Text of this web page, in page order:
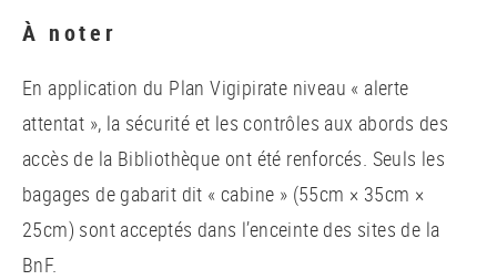
À noter
En application du Plan Vigipirate niveau « alerte
attentat », la sécurité et les contrôles aux abords des
accès de la Bibliothèque ont été renforcés. Seuls les
bagages de gabarit dit « cabine » (55cm × 35cm ×
25cm) sont acceptés dans l’enceinte des sites de la
BnF.